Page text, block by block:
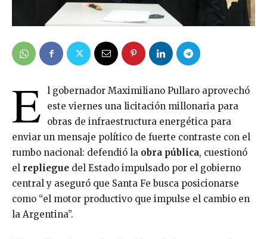
E l gobernador Maximiliano Pullaro aprovechó
este viernes una licitación millonaria para
obras de infraestructura energética para
enviar un mensaje político de fuerte contraste con el
rumbo nacional: defendió la obra pública, cuestionó
el repliegue del Estado impulsado por el gobierno
central y aseguró que Santa Fe busca posicionarse
como “el motor productivo que impulse el cambio en
la Argentina”.